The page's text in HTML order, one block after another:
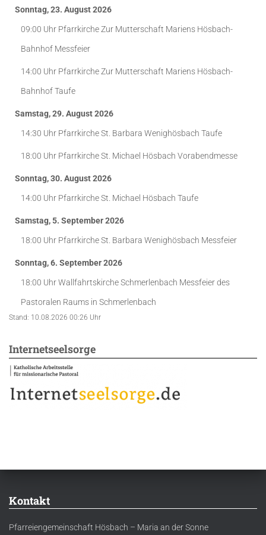
Sonntag, 23. August 2026
09:00 Uhr Pfarrkirche Zur Mutterschaft Mariens Hösbach-
Bahnhof Messfeier
14:00 Uhr Pfarrkirche Zur Mutterschaft Mariens Hösbach-
BahnhofTaufe
Samstag, 29. August 2026
14:30 Uhr Pfarrkirche St. Barbara Wenighösbach Taufe
18:00 Uhr Pfarrkirche St. Michael Hösbach Vorabendmesse
Sonntag, 30. August 2026
14:00 Uhr Pfarrkirche St. Michael Hösbach Taufe
Samstag, 5. September 2026
18:00 Uhr Pfarrkirche St. Barbara Wenighösbach Messfeier
Sonntag, 6. September 2026
18:00 UhrWallfahrtskirche Schmerlenbach Messfeier des
Pastoralen Raums in Schmerlenbach
Stand: 10.08.2026 00:26 Uhr
Internetseelsorge
Kontakt
Pfarreiengemeinschaft Hösbach – Maria an der Sonne